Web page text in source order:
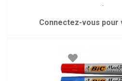
.
Connectez-vous pour